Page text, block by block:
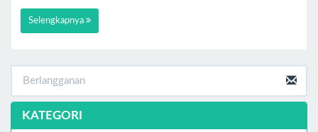
Selengkapnya
KATEGORI